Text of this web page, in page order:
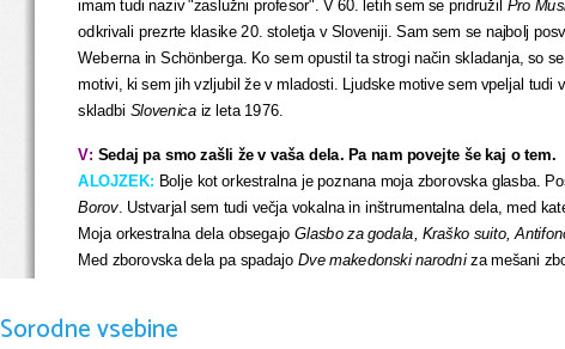
odkrivali prezrte klasike 20. stoletja v Sloveniji. Sam sem se najbolj
Weberna in Schönberga. Ko sem opustil ta strogi način skladanja, so
motivi, ki sem jih vzljubil že v mladosti. Ljudske motive sem vpeljal tudi
skladbi Slovenica iz leta 1976.
V: Sedaj pa smo zašli že v vaša dela. Pa nam povejte še kaj o tem.
ALOJZEK: Bolje kot orkestralna je poznana moja zborovska glasba.
Borov. Ustvarjal sem tudi večja vokalna in inštrumentalna dela, med
Moja orkestralna dela obsegajo Glasbo za godala, Kraško suito,
Med zborovska dela pa spadajo Dve makedonski narodni za mešani
Sorodne vsebine